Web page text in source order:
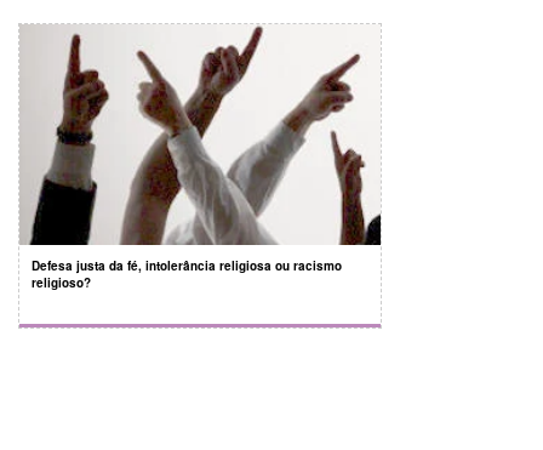
Defesa justa da fé, intolerância religiosa ou racismo
religioso?